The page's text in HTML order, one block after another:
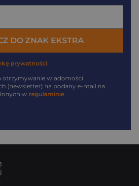
DO ZNAK EKSTRA
prywatności
otrzymywanie wiadomości
(newsletter) na podany e-mail na
w regulaminie.